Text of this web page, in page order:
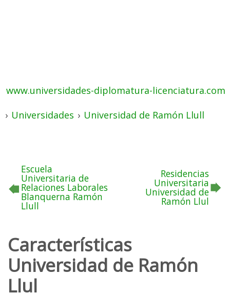
www.universidades-diplomatura-licenciatura.com
› Universidades › Universidad de Ramón Llull
Escuela
Universitaria de
Relaciones Laborales
Blanquerna Ramón
Llull
Residencias
Universitaria
Universidad de
Ramón Llul
Características
Universidad de Ramón
Llul